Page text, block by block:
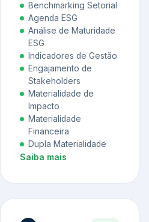
Benchmarking Setorial
Agenda ESG
Análise de Maturidade
ESG
Indicadores de Gestão
Engajamento de
Stakeholders
Materialidade de
Impacto
Materialidade
Financeira
Dupla Materialidade
Saiba mais